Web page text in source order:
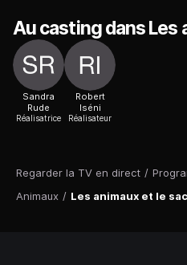
Regarder la TV en direct /
Animaux / Les animaux et le
Au casting dans Les
Sandra
Rude
Réalisatrice
Robert
Iséni
Réalisateur